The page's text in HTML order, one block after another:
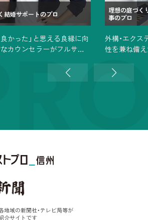
結婚サポートのプロ
かった」と思える良縁に向
カウンセラーがフルサポ
理想の庭づく
事のプロ
外構・エク
性を兼ね備
地域の新聞社・テレビ局等が
介サイトです